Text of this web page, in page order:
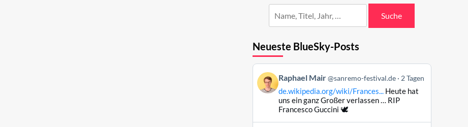
Suche
Neueste BlueSky-Posts
Beitrag
von
Raphael
Raphael Mair @sanremo-festival.de 2 Tagen
de.wikipedia.org/wiki/Frances...Heute hat
uns ein ganz Großer verlassen … RIP
Francesco Guccini 🕊️